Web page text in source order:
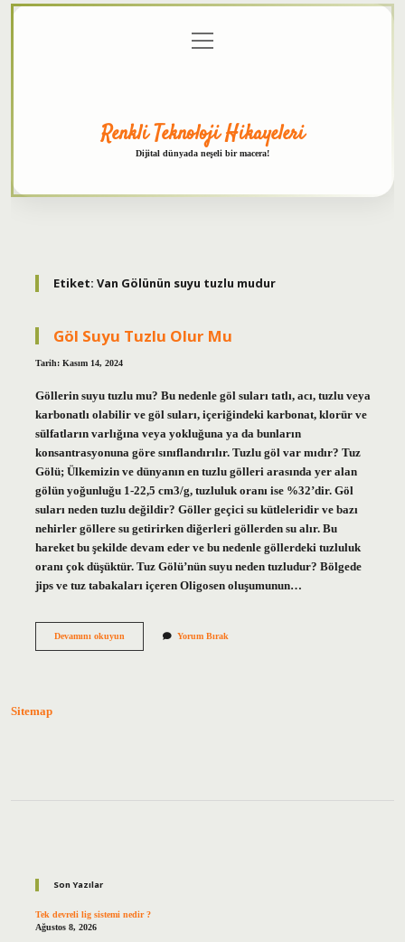
menüyü
aç
Renkli Teknoloji Hikayeleri
Dijital dünyada neşeli bir macera!
Etiket: Van Gölünün suyu tuzlu mudur
Göl Suyu Tuzlu Olur Mu
Tarih: Kasım 14, 2024
Göllerin suyu tuzlu mu? Bu nedenle göl suları tatlı, acı, tuzlu veya
karbonatlı olabilir ve göl suları, içeriğindeki karbonat, klorür ve
sülfatların varlığına veya yokluğuna ya da bunların
konsantrasyonuna göre sınıflandırılır. Tuzlu göl var mıdır? Tuz
Gölü; Ülkemizin ve dünyanın en tuzlu gölleri arasında yer alan
gölün yoğunluğu 1-22,5 cm3/g, tuzluluk oranı ise %32’dir. Göl
suları neden tuzlu değildir? Göller geçici su kütleleridir ve bazı
nehirler göllere su getirirken diğerleri göllerden su alır. Bu
hareket bu şekilde devam eder ve bu nedenle göllerdeki tuzluluk
oranı çok düşüktür. Tuz Gölü’nün suyu neden tuzludur? Bölgede
jips ve tuz tabakaları içeren Oligosen oluşumunun…
Devamını okuyunGöl
Yorum Bırak
Sitemap
Son Yazılar
Tek devreli lig sistemi nedir ?
Ağustos 8, 2026